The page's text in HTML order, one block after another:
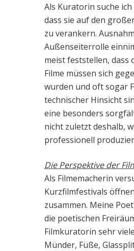
Als Kuratorin suche
dass sie auf den
zu verankern.
Außenseiterrolle
meist feststellen, dass
Filme müssen sich
wurden und oft sogar
technischer Hinsicht
eine besonders
nicht zuletzt deshalb,
professionell
Die Perspektive der
Als Filmemacherin
Kurzfilmfestivals
zusammen. Meine
die poetischen
Filmkuratorin sehr
Münder, Füße,